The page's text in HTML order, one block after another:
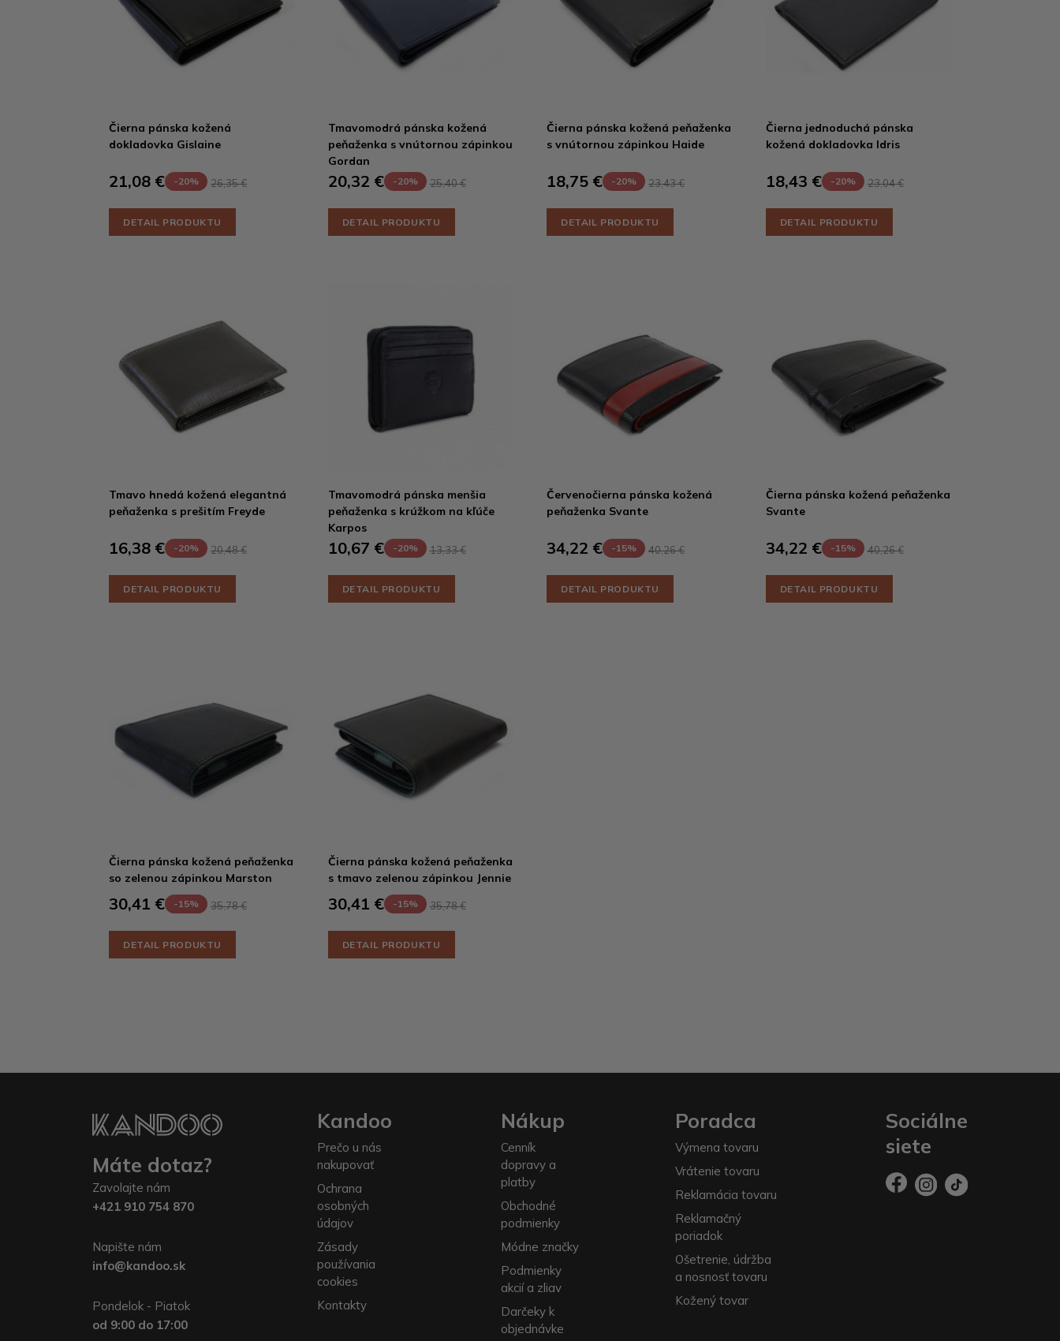
Čierna pánska kožená
dokladovka Gislaine
21,08 € -20% 26,35 €
DETAIL PRODUKTU
Tmavomodrá pánska kožená
peňaženka s vnútornou zápinkou
Gordan
20,32 € -20% 25,40 €
DETAIL PRODUKTU
Čierna pánska kožená peňaženka
s vnútornou zápinkou Haide
18,75 € -20% 23,43 €
DETAIL PRODUKTU
Čierna jednoduchá pánska
kožená dokladovka Idris
18,43 € -20% 23,04 €
DETAIL PRODUKTU
Tmavo hnedá kožená elegantná
peňaženka s prešitím Freyde
16,38 € -20% 20,48 €
DETAIL PRODUKTU
Tmavomodrá pánska menšia
peňaženka s krúžkom na kľúče
Karpos
10,67 € -20% 13,33 €
DETAIL PRODUKTU
Červenočierna pánska kožená
peňaženka Svante
34,22 € -15% 40,26 €
DETAIL PRODUKTU
Čierna pánska kožená peňaženka
Svante
34,22 € -15% 40,26 €
DETAIL PRODUKTU
Čierna pánska kožená peňaženka
so zelenou zápinkou Marston
30,41 € -15% 35,78 €
DETAIL PRODUKTU
Čierna pánska kožená peňaženka
s tmavo zelenou zápinkou Jennie
30,41 € -15% 35,78 €
DETAIL PRODUKTU
Máte dotaz?
Zavolajte nám
+421 910 754 870
Napište nám
info@kandoo.sk
Pondelok - Piatok
od 9:00 do 17:00
Kandoo
Prečo u nás
nakupovať
Ochrana
osobných
údajov
Zásady
používania
cookies
Kontakty
Nákup
Cenník
dopravy a
platby
Obchodné
podmienky
Módne značky
Podmienky
akcií a zliav
Darčeky k
objednávke
Poradca
Výmena tovaru
Vrátenie tovaru
Reklamácia tovaru
Reklamačný
poriadok
Ošetrenie, údržba
a nosnosť tovaru
Kožený tovar
Sociálne
siete